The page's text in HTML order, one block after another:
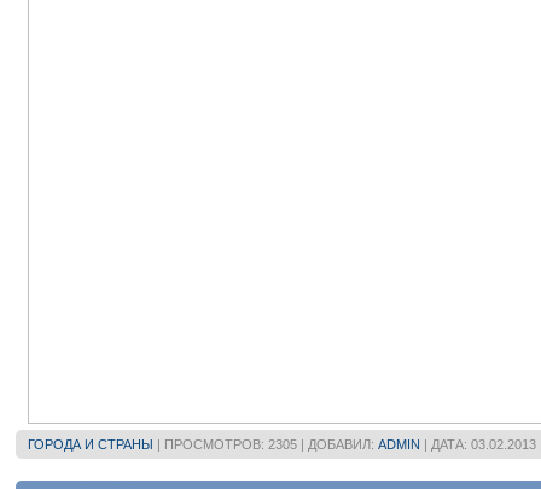
ГОРОДА И СТРАНЫ | ПРОСМОТРОВ: 2305 | ДОБАВИЛ: ADMIN | ДАТА: 03.02.2013